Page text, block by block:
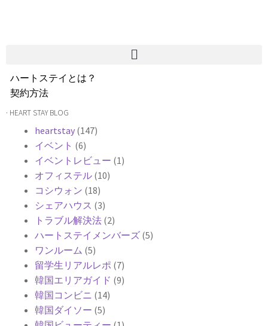
ハートステイとは？
契約方法
韓国不動産情報
よくある質問
Heartee
· HEART STAY BLOG
heartstay (147)
イベント (6)
イベントレビュー (1)
オフィステル (10)
コシウォン (18)
シェアハウス (3)
トラブル解決法 (2)
ハートステイメンバーズ (5)
ワンルーム (5)
留学生リアルレポ (7)
韓国エリアガイド (9)
韓国コンビニ (14)
韓国ダイソー (5)